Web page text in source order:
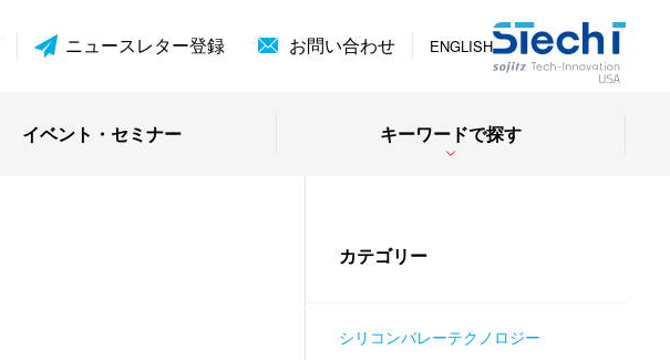
ニュースレター登録 お問い合わせ ENGLISH
イベント・セミナー キーワードで探す
カテゴリー
シリコンバレーテクノロジー